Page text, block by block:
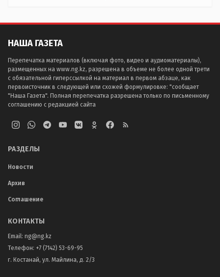
НАША ГАЗЕТА
Перепечатка материалов (включая фото, видео и аудиоматериалы),
размещенных на www.ng.kz, разрешена в объеме не более одной трети
с обязательной гиперссылкой на материал в первом абзаце, как
первоисточник в следующей или схожей формулировке: "сообщает
"Наша Газета". Полная перепечатка разрешена только по письменному
соглашению с редакцией сайта
РАЗДЕЛЫ
Новости
Архив
Соглашение
КОНТАКТЫ
Email: ng@ng.kz
Телефон: +7 (7142) 53-69-95
г. Костанай, ул. Майлина, д. 2/3